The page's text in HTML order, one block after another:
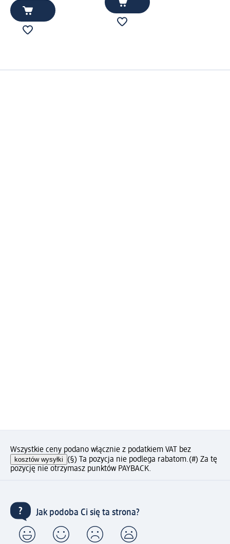
Wszystkie ceny podano włącznie z podatkiem VAT bez
kosztów wysyłki (§) Ta pozycja nie podlega rabatom.(#) Za tę
pozycję nie otrzymasz punktów PAYBACK.
Jak podoba Ci się ta strona?